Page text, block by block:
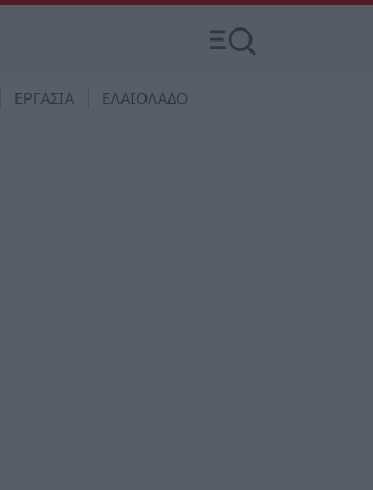
ΕΡΓΑΣΙΑ ΕΛΑΙΟΛΑΔΟ